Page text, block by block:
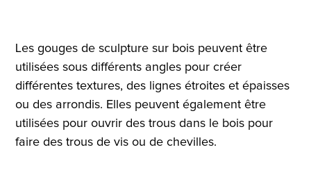
Les gouges de sculpture sur bois peuvent être
utilisées sous différents angles pour créer
différentes textures, des lignes étroites et épaisses
ou des arrondis. Elles peuvent également être
utilisées pour ouvrir des trous dans le bois pour
faire des trous de vis ou de chevilles.